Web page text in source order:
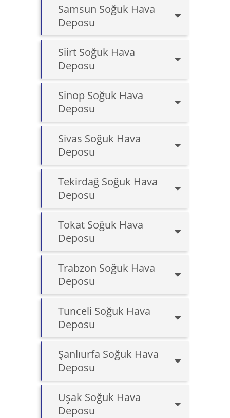
Samsun Soğuk Hava
Deposu
Siirt Soğuk Hava
Deposu
Sinop Soğuk Hava
Deposu
Sivas Soğuk Hava
Deposu
Tekirdağ Soğuk Hava
Deposu
Tokat Soğuk Hava
Deposu
Trabzon Soğuk Hava
Deposu
Tunceli Soğuk Hava
Deposu
Şanlıurfa Soğuk Hava
Deposu
Uşak Soğuk Hava
Deposu